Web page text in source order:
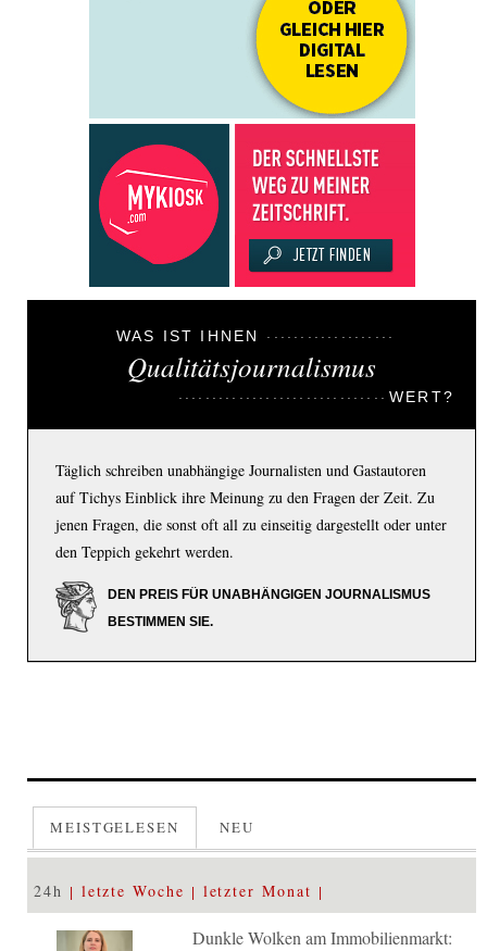
WAS IST IHNEN
Qualitätsjournalismus
WERT?
Täglich schreiben unabhängige Journalisten und Gastautoren
auf Tichys Einblick ihre Meinung zu den Fragen der Zeit. Zu
jenen Fragen, die sonst oft all zu einseitig dargestellt oder unter
den Teppich gekehrt werden.
DEN PREIS FÜR UNABHÄNGIGEN JOURNALISMUS
BESTIMMEN SIE.
MEISTGELESEN NEU
24h letzte Woche letzter Monat
Dunkle Wolken am Immobilienmarkt: